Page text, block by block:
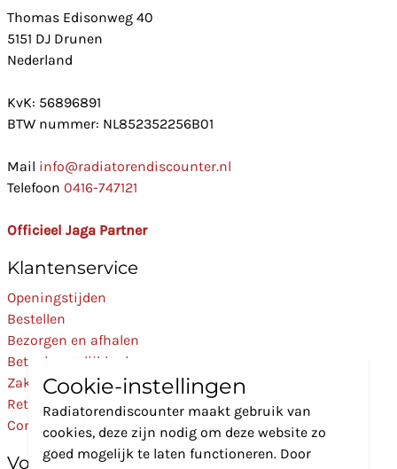
Thomas Edisonweg 40
5151 DJ Drunen
Nederland
KvK: 56896891
BTW nummer: NL852352256B01
Mail info@radiatorendiscounter.nl
Telefoon 0416-747121
Officieel Jaga Partner
Klantenservice
Openingstijden
Bestellen
Bezorgen en afhalen
Betaalmogelijkheden
Zakelijk
Retourneren
Contact
Volg Ons
Cookie-instellingen
Radiatorendiscounter maakt gebruik van
cookies, deze zijn nodig om deze website zo
goed mogelijk te laten functioneren. Door